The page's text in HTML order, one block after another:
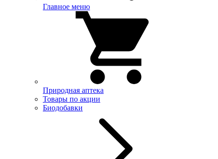
Главное меню
Природная аптека
Товары по акции
Биодобавки